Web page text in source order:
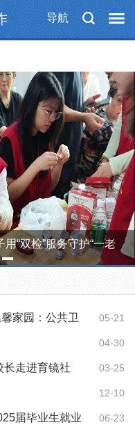
导航
“双检”服务守护“一老
5
05-21
家园：公共卫
全专项检查 04-30
03-25
长走进育镜社
12-10
06-23
届毕业生就业